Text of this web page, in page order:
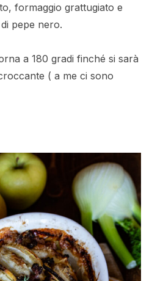
formaggio grattugiato e
pepe nero.
a 180 gradi finché si sarà
( a me ci sono